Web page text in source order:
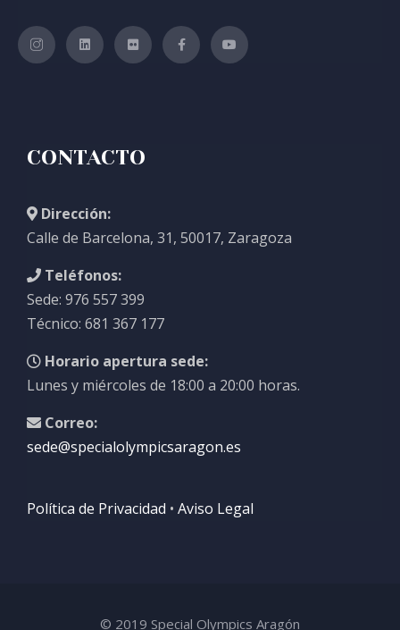
CONTACTO
Dirección:
Calle de Barcelona, 31, 50017, Zaragoza
Teléfonos:
Sede: 976 557 399
Técnico: 681 367 177
Horario apertura sede:
Lunes y miércoles de 18:00 a 20:00 horas.
Correo:
sede@specialolympicsaragon.es
Política de Privacidad • Aviso Legal
© 2019 Special Olympics Aragón